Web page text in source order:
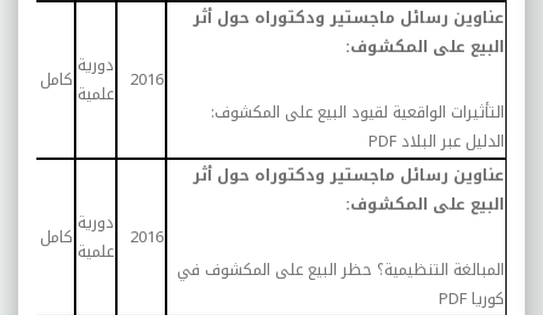
عناوين رسائل ماجستير ودكتوراه حول أثر
البيع على المكشوف:
التأثيرات الواقعية لقيود البيع على المكشوف:
الدليل عبر البلاد PDF
2016 دورية
علمية كامل
عناوين رسائل ماجستير ودكتوراه حول أثر
البيع على المكشوف:
المبالغة التنظيمية؟ حظر البيع على المكشوف في
كوريا PDF
2016 دورية
علمية كامل